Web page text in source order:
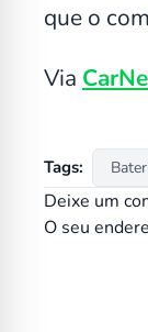
que o
Via
Tags:
Deixe um
O seu